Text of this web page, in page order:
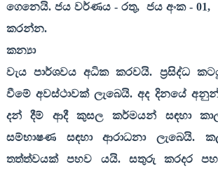
ගෙනෙයි. ජය වර්ණය - රතු, ජය අංක -01,
කරන්න.
කන්‍යා
වැය පාර්ශවය අධික කරවයි. ප්‍රසිද්ධ
වීමේ අවස්ථාවක් ලැබෙයි. අද දිනයේ
දන් දීම් ආදී කුසල කර්මයන් සඳහා
සම්භාෂණ සඳහා ආරාධනා ලැබෙයි.
තත්ත්වයක් පහව යයි. සතුරු කරදර